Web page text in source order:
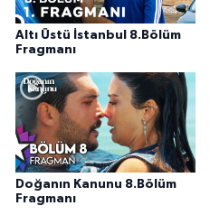
Altı Üstü İstanbul 8.Bölüm
Fragmanı
Doğanın Kanunu 8.Bölüm
Fragmanı